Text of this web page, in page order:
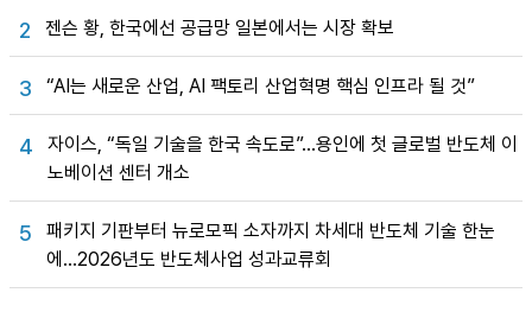
2 젠슨 황, 한국에선 공급망 일본에서는 시장 확보
3 “AI는 새로운 산업, AI 팩토리 산업혁명 핵심 인프라 될 것”
4
자이스, “독일 기술을 한국 속도로”…용인에 첫 글로벌 반도체 이
노베이션 센터 개소
5
패키지 기판부터 뉴로모픽 소자까지 차세대 반도체 기술 한눈
에…2026년도 반도체사업 성과교류회